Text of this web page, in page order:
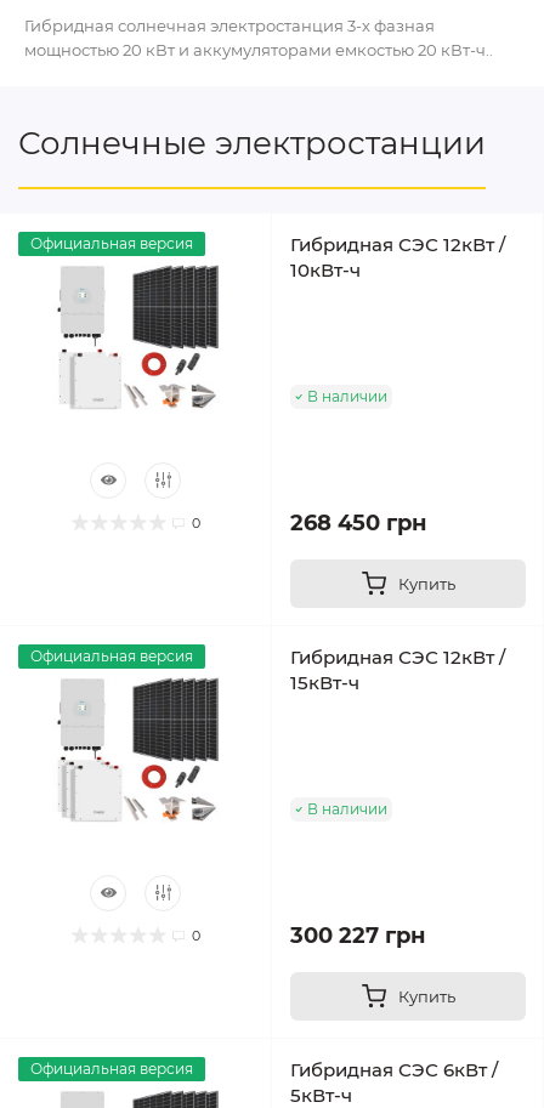
Гибридная солнечная электростанция 3-х фазная
мощностью 20 кВт и аккумуляторами емкостью 20 кВт-ч..
Солнечные электростанции
Официальная версия
0
Гибридная СЭС 12кВт /
10кВт-ч
В наличии
268 450 грн
Купить
Официальная версия
0
Гибридная СЭС 12кВт /
15кВт-ч
В наличии
300 227 грн
Купить
Официальная версия
Гибридная СЭС 6кВт /
5кВт-ч